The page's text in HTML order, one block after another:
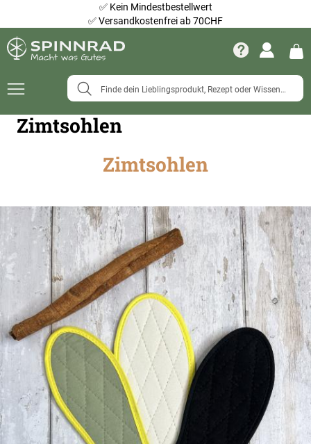
✅ Kein Mindestbestellwert
✅Versandkostenfrei ab 70CHF
Navigation
Zimtsohlen
Zimtsohlen